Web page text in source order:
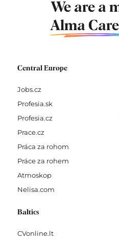
We are a
Alma
Central Europe
Jobs.cz
Profesia.sk
Profesia.cz
Prace.cz
Práca za rohom
Práce za rohem
Atmoskop
Nelisa.com
Baltics
CVonline.lt